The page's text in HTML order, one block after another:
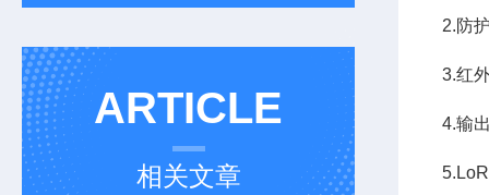
ARTICLE
相关文章
2.防
3.红
4.输